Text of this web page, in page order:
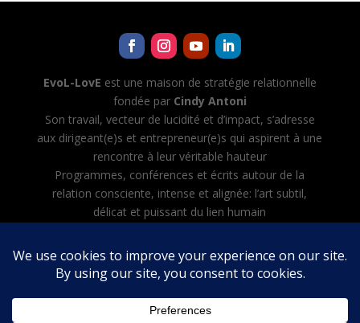
EvoL-LovE est une maison de stratégie relationnelle
fondée par Cindy Antoni
Son travail, vecteur de lucidité et d’impact, s’adresse
aux dirigeant(e)s et entrepreneur(e)s qui aspirent à une
rencontre à leur véritable hauteur
Programmes, conférences et écrits autour de la
relation consciente, intense et alignée: l’art subtil,
délicat et puissant du lien humain
toutes les tâches avec l’IA, créer et diriger son équipe
d’agents IA
CGV·Politique de confidentialité